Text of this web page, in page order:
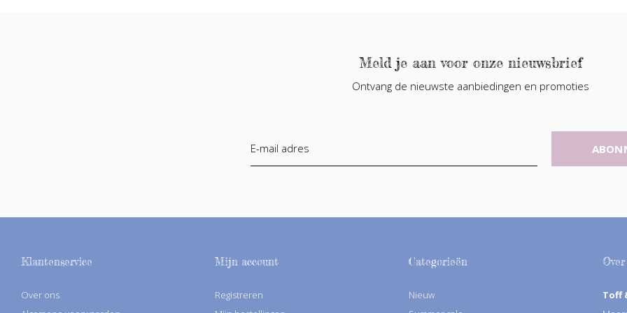
Meld je aan voor onze nieuwsbrief
Ontvang de nieuwste aanbiedingen en promoties
Klantenservice
Over ons
Mijn account
Registreren
Categorieën
Nieuw
Toff